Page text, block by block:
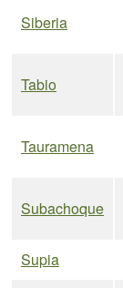
Siberia
Tabio
Tauramena
Subachoque
Supia